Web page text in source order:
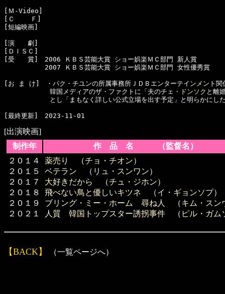
[Ｍ-Video]
[Ｃ    Ｆ]
[短編映画]
[演　　劇]
[ＤＩＳＣ]
[受　　賞]　2006 ＫＢＳ芸能大賞 ショー娯楽ＭＣ部門 新人賞
2007 ＫＢＳ芸能大賞 ショー娯楽ＭＣ部門 女性優秀賞
[お ま け]　・パク・チユンの所属事務所ＪＤＢエンターテインメント
韓国メディアのザ・ファクトに「夫のチェ・ドンソク と離
とし「まもなく詳しい公式立場を出す予定」と明らかにした
[出演映画]
制作年
作 品 名 （監督名）
２０１４
２０１５
２０１７
２０１８
２０１９
２０２１
薬売り （チョ・チオン）
ベテラン （ リュ・スンワン）
大好きだから
（チュ・ジホン）
飛べない鳥と優しいキツネ （イ・ギョンソプ）
ブリング・ミー・ホーム 尋ね人
（キム・スン
人質 韓国トップスター誘拐事件 （ ピル・ガム
【BACK】 （一覧ページへ）